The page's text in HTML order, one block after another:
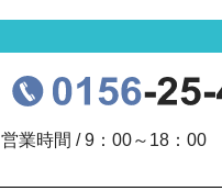
営業時間 / 9：00～18：00